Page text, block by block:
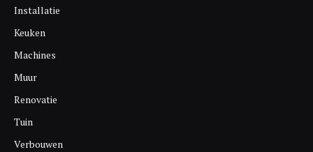
Installatie
Keuken
Machines
Muur
Renovatie
Tuin
Verbouwen